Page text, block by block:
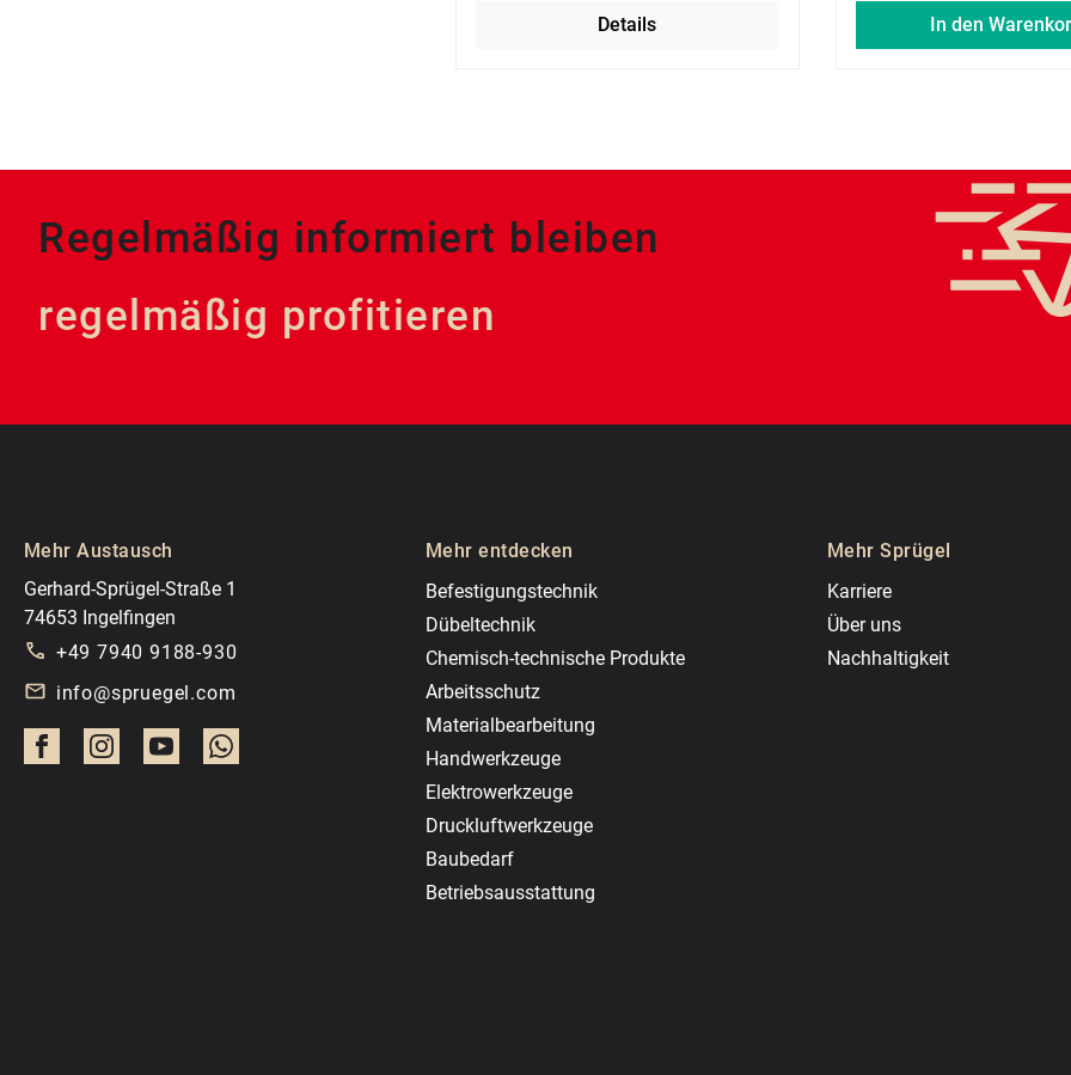
Details In den
Regelmäßig informiert bleiben
regelmäßig profitieren
Mehr Austausch
Gerhard-Sprügel-Straße 1
74653 Ingelfingen
+49 7940 9188-930
info@spruegel.com
Mehr entdecken
Befestigungstechnik
Dübeltechnik
Chemisch-technische Produkte
Arbeitsschutz
Materialbearbeitung
Handwerkzeuge
Elektrowerkzeuge
Druckluftwerkzeuge
Baubedarf
Betriebsausstattung
Mehr Sprügel
Karriere
Über uns
Nachhaltigkeit